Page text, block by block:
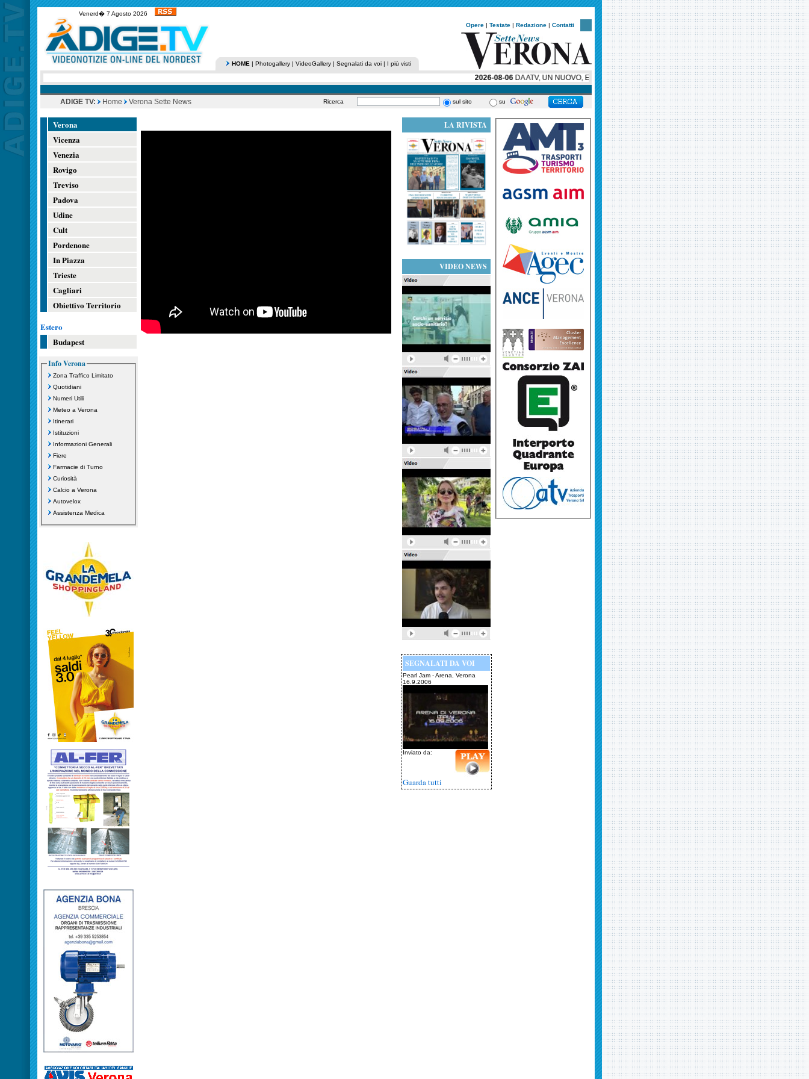
Venerd� 7 Agosto 2026
Opere | Testate | Redazione | Contatti
HOME | Photogallery | VideoGallery | Segnalati da voi | I più visti
2026-08-06DA ATV, UN NUOVO, ESCLUSIVO, SUPER BUS PER HELLAS VERONA, AMBASCIATORE
ADIGE TV: Home Verona Sette News Ricerca sul sito su
Verona
Vicenza
Venezia
Rovigo
Treviso
Padova
Udine
Cult
Pordenone
In Piazza
Trieste
Cagliari
Obiettivo Territorio
Estero
Budapest
Info Verona
Zona Traffico Limitato
Quotidiani
Numeri Utili
Meteo a Verona
Itinerari
Istituzioni
Informazioni Generali
Fiere
Farmacie di Turno
Curiosità
Calcio a Verona
Autovelox
Assistenza Medica
LA RIVISTA
VIDEO NEWS
SEGNALATI DA VOI
Pearl Jam - Arena, Verona
16.9.2006
Inviato da:
Guarda tutti